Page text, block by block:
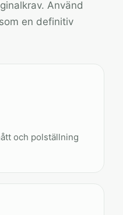
Använd
en definitiv
och polställning